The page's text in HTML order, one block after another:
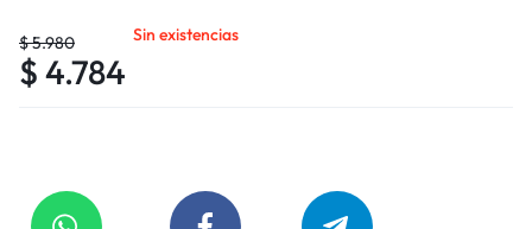
$5.980
$ 4.784
Sin existencias